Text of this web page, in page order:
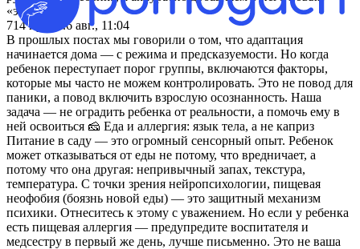
«этаж»
714просм.6 авг., 11:04
В прошлых постах мы говорили о том, что адаптация
начинается дома — с режима и предсказуемости. Но когда
ребенок переступает порог группы, включаются факторы,
которые мы часто не можем контролировать. Это не повод для
паники, а повод включить взрослую осознанность. Наша
задача — не оградить ребенка от реальности, а помочь ему в
ней освоиться 🧀 Еда и аллергия: язык тела, а не каприз
Питание в саду — это огромный сенсорный опыт. Ребенок
может отказываться от еды не потому, что вредничает, а
потому что она другая: непривычный запах, текстура,
температура. С точки зрения нейропсихологии, пищевая
неофобия (боязнь новой еды) — это защитный механизм
психики. Отнеситесь к этому с уважением. Но если у ребенка
есть пищевая аллергия — предупредите воспитателя и
медсестру в первый же день, лучше письменно. Это не ваша